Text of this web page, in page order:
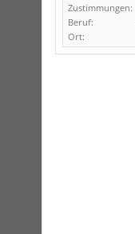
Zustimmungen:
Beruf:
Ort: